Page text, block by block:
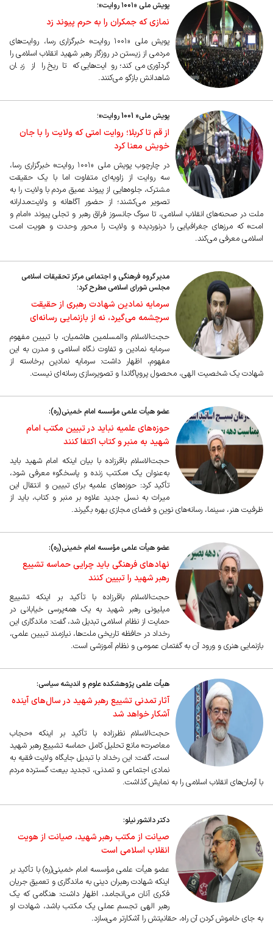
پویش ملی «۱۰۰۱ روایت»؛
نمازی که جمکران را به حرم پیوند زد
پویش ملی «۱۰۰۱ روایت» خبرگزاری رسا، روایت‌های
مردمی از زیستن در روزگار رهبر شهید انقلاب اسلامی را
گردآوری می‌کند؛ روایت‌هایی که تاریخ را از زبان
شاهدانش بازگو می‌کنند.
پویش ملی« 1001 روایت»؛
از قم تا کربلا؛ روایت امتی که ولایت را با جان
خویش معنا کرد
در چارچوب پویش ملی «۱۰۰۱ روایت» خبرگزاری رسا،
سه روایت از زاویه‌ای متفاوت اما با یک حقیقت
مشترک، جلوه‌هایی از پیوند عمیق مردم با ولایت را به
تصویر می‌کشند؛ از حضور آگاهانه و ولایت‌مدارانه
ملت در صحنه‌های انقلاب اسلامی، تا سوگ جانسوز فراق رهبر و تجلی پیوند «امام و
امت» که مرزهای جغرافیایی را درنوردیده و ولایت را محور وحدت و هویت امت
اسلامی معرفی می‌کند.
مدیر گروه فرهنگی و اجتماعی مرکز تحقیقات اسلامی
مجلس شورای اسلامی مطرح کرد؛
سرمایه نمادین شهادت رهبری از حقیقت
سرچشمه می‌گیرد، نه از بازنمایی رسانه‌ای
حجت‌الاسلام والمسلمین هاشمیان، با تبیین مفهوم
سرمایه نمادین و تفاوت نگاه اسلامی و مدرن به این
مفهوم، اظهار داشت: سرمایه نمادین برخاسته از
شهادت یک شخصیت الهی، محصول پروپاگاندا و تصویرسازی رسانه‌ای نیست.
عضو هیأت علمی مؤسسه امام خمینی(ره):
حوزه‌های علمیه نباید در تبیین مکتب امام
شهید به منبر و کتاب اکتفا کنند
حجت‌الاسلام باقرزاده با بیان اینکه امام شهید باید
به‌عنوان یک «مکتب زنده و پاسخگو» معرفی شود،
تأکید کرد: حوزه‌های علمیه برای تبیین و انتقال این
میراث به نسل جدید علاوه بر منبر و کتاب، باید از
ظرفیت هنر، سینما، رسانه‌های نوین و فضای مجازی بهره بگیرند.
عضو هیأت علمی مؤسسه امام خمینی(ره):
نهادهای فرهنگی باید چرایی حماسه تشییع
رهبر شهید را تبیین کنند
حجت‌الاسلام باقرزاده با تأکید بر اینکه تشییع
میلیونی رهبر شهید به یک همه‌پرسی خیابانی در
حمایت از نظام اسلامی تبدیل شد، گفت: ماندگاری این
رخداد در حافظه تاریخی ملت‌ها، نیازمند تبیین علمی،
بازنمایی هنری و ورود آن به گفتمان عمومی و نظام آموزشی است.
هیأت علمی پژوهشکده علوم و اندیشه سیاسی:
آثار تمدنی تشییع رهبر شهید در سال‌های آینده
آشکار خواهد شد
حجت‌الاسلام نظرزاده با تأکید بر اینکه «حجاب
معاصرت» مانع تحلیل کامل حماسه تشییع رهبر شهید
است، گفت: این رخداد با تبدیل جایگاه ولایت فقیه به
نمادی اجتماعی و تمدنی، تجدید بیعت گسترده مردم
با آرمان‌های انقلاب اسلامی را به نمایش گذاشت.
دکتر دانشور نیلو:
صیانت از مکتب رهبر شهید، صیانت از هویت
انقلاب اسلامی است
عضو هیأت علمی مؤسسه امام خمینی(ره) با تأکید بر
اینکه شهادت رهبران دینی به ماندگاری و تعمیق جریان
فکری آنان می‌انجامد، اظهار داشت: هنگامی که یک
رهبر الهی تجسم عملی یک مکتب باشد، شهادت او
به جای خاموش کردن آن راه، حقانیتش را آشکارتر می‌سازد.